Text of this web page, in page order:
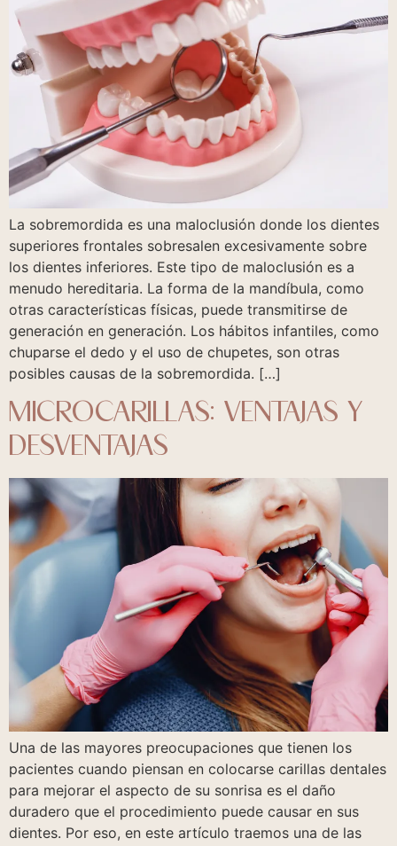
La sobremordida es una maloclusión donde los dientes
superiores frontales sobresalen excesivamente sobre
los dientes inferiores. Este tipo de maloclusión es a
menudo hereditaria. La forma de la mandíbula, como
otras características físicas, puede transmitirse de
generación en generación. Los hábitos infantiles, como
chuparse el dedo y el uso de chupetes, son otras
posibles causas de la sobremordida. […]
MICROCARILLAS: VENTAJAS Y
DESVENTAJAS
Una de las mayores preocupaciones que tienen los
pacientes cuando piensan en colocarse carillas dentales
para mejorar el aspecto de su sonrisa es el daño
duradero que el procedimiento puede causar en sus
dientes. Por eso, en este artículo traemos una de las